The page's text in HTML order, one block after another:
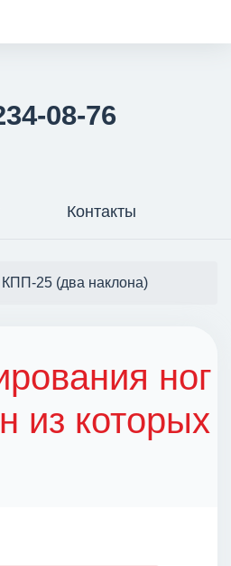
08-76
Контакты
КПП-25 (два наклона)
ног
из которых